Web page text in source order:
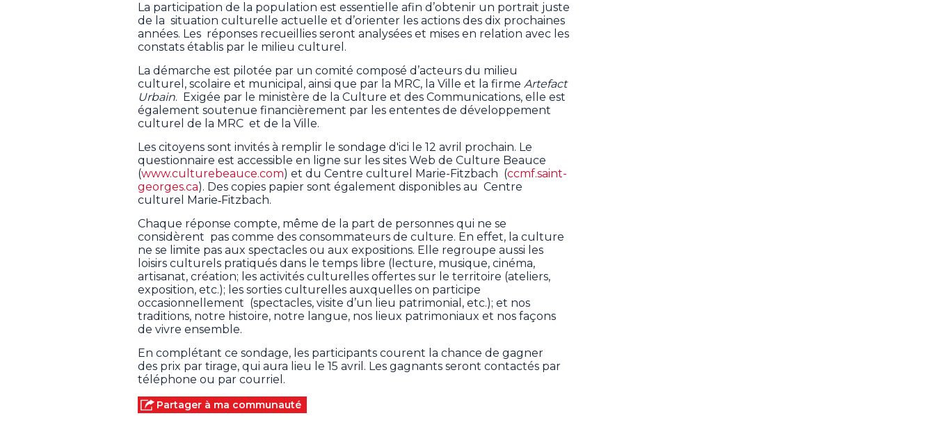
La participation de la population est essentielle afin d’obtenir un portrait juste
de la situation culturelle actuelle et d’orienter les actions des dix prochaines
années. Les réponses recueillies seront analysées et mises en relation avec les
constats établis par le milieu culturel.
La démarche est pilotée par un comité composé d’acteurs du milieu
culturel, scolaire et municipal, ainsi que par la MRC, la Ville et la firme Artefact
Urbain. Exigée par le ministère de la Culture et des Communications, elle est
également soutenue financièrement par les ententes de développement
culturel de la MRC et de la Ville.
Les citoyens sont invités à remplir le sondage d'ici le 12 avril prochain. Le
questionnaire est accessible en ligne sur les sites Web de Culture Beauce
(www.culturebeauce.com) et du Centre culturel Marie-Fitzbach (ccmf.saint-
georges.ca). Des copies papier sont également disponibles au Centre
culturel Marie‑Fitzbach.
Chaque réponse compte, même de la part de personnes qui ne se
considèrent pas comme des consommateurs de culture. En effet, la culture
ne se limite pas aux spectacles ou aux expositions. Elle regroupe aussi les
loisirs culturels pratiqués dans le temps libre (lecture, musique, cinéma,
artisanat, création; les activités culturelles offertes sur le territoire (ateliers,
exposition, etc.); les sorties culturelles auxquelles on participe
occasionnellement (spectacles, visite d’un lieu patrimonial, etc.); et nos
traditions, notre histoire, notre langue, nos lieux patrimoniaux et nos façons
de vivre ensemble.
En complétant ce sondage, les participants courent la chance de gagner
des prix par tirage, qui aura lieu le 15 avril. Les gagnants seront contactés par
téléphone ou par courriel.
Partager à ma communauté